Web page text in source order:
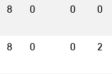
8 0 0 0
8 0 0 2